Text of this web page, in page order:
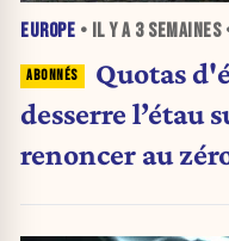
EUROPE • IL Y A 3 SEMAINES
Quotas
desserre l’étau
renoncer au